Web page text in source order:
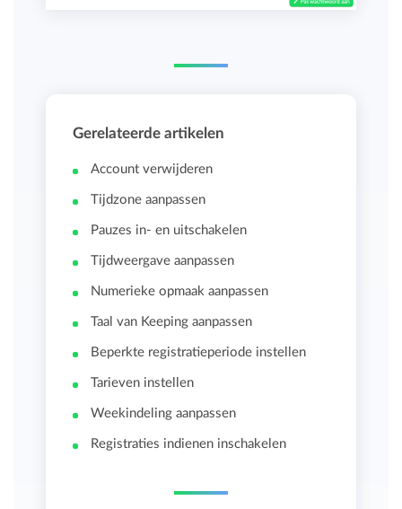
Gerelateerde artikelen
Account verwijderen
Tijdzone aanpassen
Pauzes in- en uitschakelen
Tijdweergave aanpassen
Numerieke opmaak aanpassen
Taal van Keeping aanpassen
Beperkte registratieperiode instellen
Tarieven instellen
Weekindeling aanpassen
Registraties indienen inschakelen